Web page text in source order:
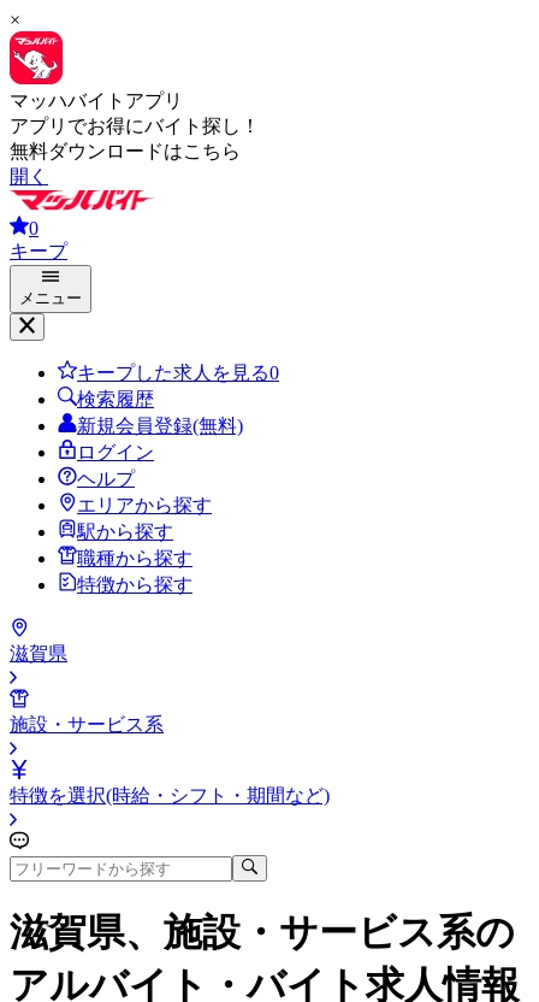
×
マッハバイトアプリ
アプリでお得にバイト探し！
無料ダウンロードはこちら
開く
0
キープ
メニュー
キープした求人を見る0
検索履歴
新規会員登録(無料)
ログイン
ヘルプ
エリアから探す
駅から探す
職種から探す
特徴から探す
滋賀県
施設・サービス系
特徴を選択(時給・シフト・期間など)
滋賀県、施設・サービス系の
アルバイト・バイト求人情報